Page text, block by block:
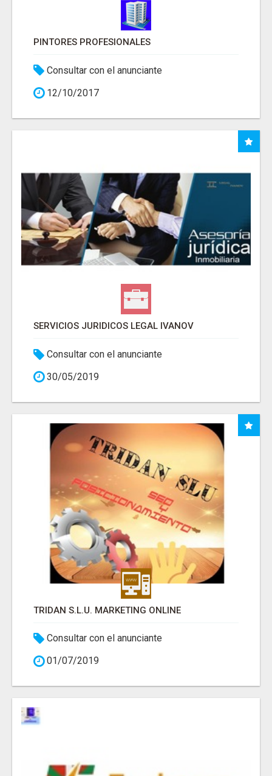
PINTORES PROFESIONALES
Consultar con el anunciante
12/10/2017
SERVICIOS JURIDICOS LEGAL IVANOV
Consultar con el anunciante
30/05/2019
TRIDAN S.L.U. MARKETING ONLINE
Consultar con el anunciante
01/07/2019